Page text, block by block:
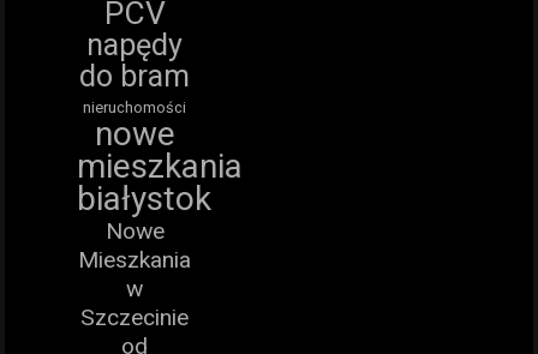
PCV
napędy
do bram
nieruchomości
nowe
mieszkania
białystok
Nowe
Mieszkania
w
Szczecinie
od